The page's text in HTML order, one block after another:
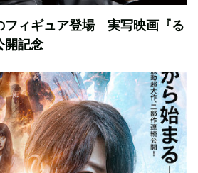
フィギュア登場 実写映画『る
開記念